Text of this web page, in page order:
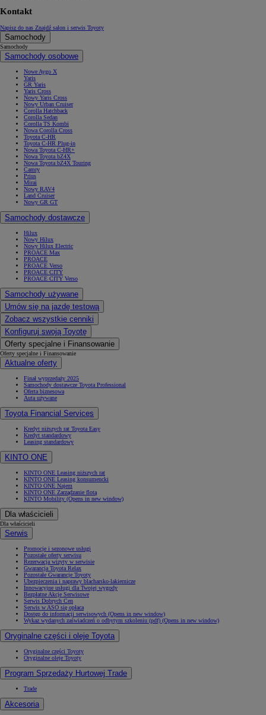
Kontakt
Napisz do nas Znajdź salon i serwis Toyoty
Samochody
Samochody
Samochody osobowe
Nowe Aygo X
Yaris
GR Yaris
Yaris Cross
Nowy Yaris Cross
Nowy Urban Cruiser
Corolla Hatchback
Corolla Sedan
Corolla TS Kombi
Nowa Corolla Cross
Toyota C-HR
Toyota C-HR Plug-in
Nowa Toyota C-HR+
Nowa Toyota bZ4X
Nowa Toyota bZ4X Touring
Camry
Prius
Mirai
Nowy RAV4
Land Cruiser
Nowy GR GT
Samochody dostawcze
Hilux
Nowy Hilux
Nowy Hilux Electric
PROACE Max
PROACE
PROACE Verso
PROACE CITY
PROACE CITY Verso
Samochody używane
Umów się na jazdę testową
Zobacz wszystkie cenniki
Konfiguruj swoją Toyotę
Oferty specjalne i Finansowanie
Oferty specjalne i Finansowanie
Aktualne oferty
Finał wyprzedaży 2025
Samochody dostawcze Toyota Professional
Oferta biznesowa
Auta używane
Toyota Financial Services
Kredyt niższych rat Toyota Easy
Kredyt standardowy
Leasing standardowy
KINTO ONE
KINTO ONE Leasing niższych rat
KINTO ONE Leasing konsumencki
KINTO ONE Najem
KINTO ONE Zarządzanie flotą
KINTO Mobility (Opens in new window)
Dla właścicieli
Dla właścicieli
Serwis
Promocje i sezonowe usługi
Pozostałe oferty serwisu
Rezerwacja wizyty w serwisie
Gwarancja Toyota Relax
Pozostałe Gwarancje Toyoty
Ubezpieczenia i naprawy blacharsko-lakiernicze
Innowacyjne usługi dla Twojej wygody
Bezpłatne Akcje Serwisowe
Serwis Dobrych Cen
Serwis w ASO się opłaca
Dostęp do informacji serwisowych (Opens in new window)
Wykaz wydanych zaświadczeń o odbytym szkoleniu (pdf) (Opens in new window)
Oryginalne części i oleje Toyota
Oryginalne części Toyoty
Oryginalne oleje Toyoty
Program Sprzedaży Hurtowej Trade
Trade
Akcesoria